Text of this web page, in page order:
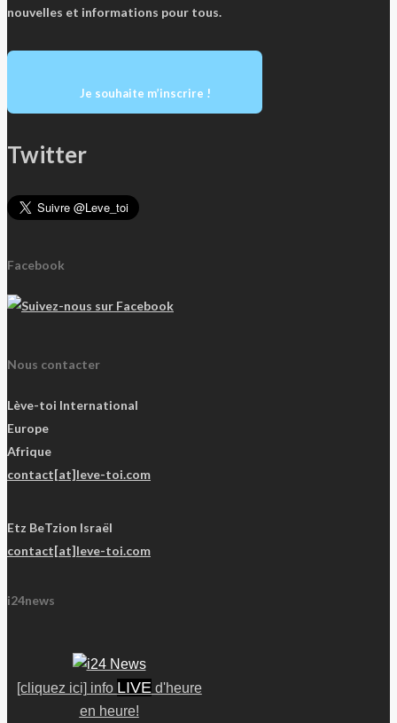
nouvelles et informations pour tous.
Je souhaite m’inscrire !
Twitter
Facebook
Nous contacter
Lève-toi International
Europe
Afrique
contact[at]leve-toi.com
Etz BeTzion Israël
contact[at]leve-toi.com
i24news
[cliquez ici] info LIVE d'heure
en heure!